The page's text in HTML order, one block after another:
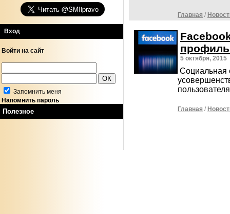
Вход
Войти на сайт
Запомнить меня
Напомнить пароль
Полезное
Главная /
профиль
5 октября, 2015
Социальная
Главная /